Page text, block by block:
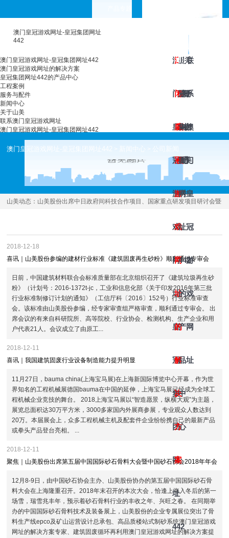
澳门皇冠游戏网址-皇冠集团网址
442
澳
门
皇
冠
游
戏
网
址-
皇
冠
集
团
网
址
442
澳
门
皇
冠
游
戏
网
址
的
解
决
方
案
工
程
案
例
皇
冠
集
团
网
址
442
的
产
品
中
心
服
务
与
配
件
新
闻
中
心
关
于
山
美
联
系
澳
门
皇
冠
游
戏
网
址
澳门皇冠游戏网址-皇冠集团网址442
澳门皇冠游戏网址的解决方案
皇冠集团网址442的产品中心
工程案例
服务与配件
新闻中心
关于山美
联系澳门皇冠游戏网址
澳门皇冠游戏网址-皇冠集团网址442
澳门皇冠游戏网址-皇冠集团网址442 新闻中心 公司新闻
山美动态： 山美股份出席中日政府间科技合作项目、国家重点研发项目研讨会暨
2018-12-18
喜讯｜山美股份参编的建材行业标准《建筑固废再生砂粉》顺利通过专审会
日前，中国建筑材料联合会标准质量部在北京组织召开了《建筑垃圾再生砂
粉》（计划号：2016-1372t-jc，工业和信息化部《关于印发2016年第三批
行业标准制修订计划的通知》（工信厅科〔2016〕152号）行业标准审查
会。该标准由山美股份参编，经专家审查组严格审查，顺利通过专审会。 出
席会议的有来自科研院所、高等院校、行业协会、检测机构、生产企业和用
户代表21人。会议成立了由原工...
2018-12-11
喜讯｜我国建筑固废行业设备制造能力提升明显
11月27日，bauma china(上海宝马展)在上海新国际博览中心开幕，作为世
界知名的工程机械展德国bauma在中国的延伸，上海宝马展已经成为全球工
程机械企业竞技的舞台。 2018上海宝马展以“智造愿景，纵横大观”为主题，
展览总面积达30万平方米，3000多家国内外展商参展，专业观众人数达到
20万。本届展会上，众多工程机械主机及配套件企业纷纷携自己的最新产品
或拳头产品登台亮相。 ...
2018-12-11
聚焦｜山美股份出席第五届中国国际砂石骨料大会暨中国砂石协会2018年年会
12月8-9日，由中国砂石协会主办、山美股份协办的第五届中国国际砂石骨
料大会在上海隆重召开。2018年末召开的本次大会，恰逢上海入冬后的第一
场雪，瑞雪兆丰年，预示着砂石骨料行业的丰收之年、兴旺之春。 在同期举
办的中国国际砂石骨料技术及装备展上，山美股份的企业专属展位突出了骨
料生产线epco及矿山运营设计总承包、高品质楼站式制砂系统澳门皇冠游戏
网址的解决方案专家、建筑固废循环再利用澳门皇冠游戏网址的解决方案提